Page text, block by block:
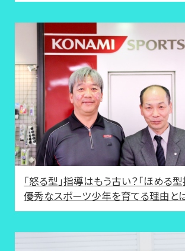
「怒る型」指導はもう古い？「ほめる
優秀なスポーツ少年を育てる理由と